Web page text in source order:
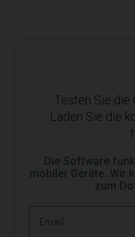
Testen Sie die
Laden Sie die
Die Software
mobiler Geräte. Wir
zum